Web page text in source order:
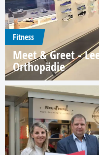
Fitness
Meet & Greet -
Orthopädie